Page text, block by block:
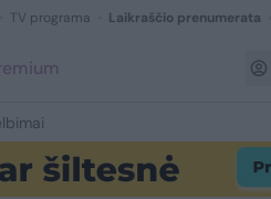
TV programa Laikraščio prenumerata